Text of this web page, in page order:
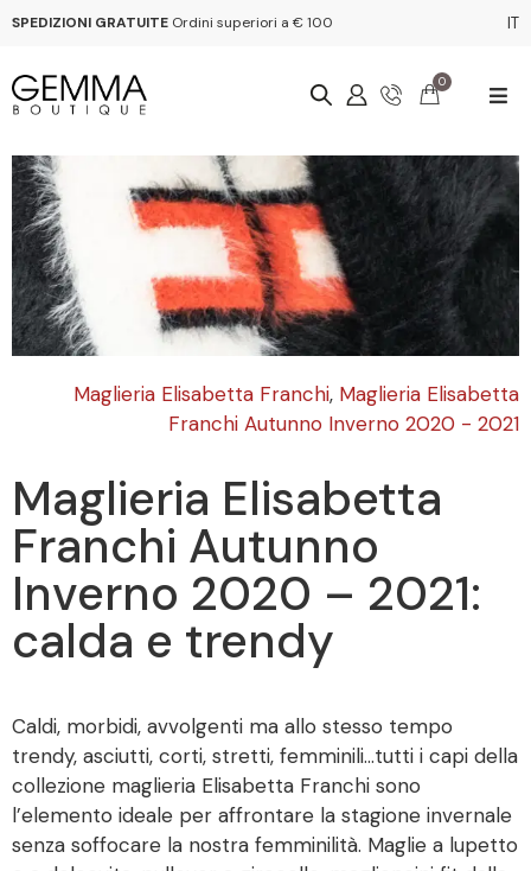
SPEDIZIONI GRATUITE Ordini superiori a € 100 IT
0
Maglieria Elisabetta Franchi, Maglieria Elisabetta
Franchi Autunno Inverno 2020 - 2021
Maglieria Elisabetta
Franchi Autunno
Inverno 2020 – 2021:
calda e trendy
Caldi, morbidi, avvolgenti ma allo stesso tempo
trendy, asciutti, corti, stretti, femminili…tutti i capi della
collezione maglieria Elisabetta Franchi sono
l’elemento ideale per affrontare la stagione invernale
senza soffocare la nostra femminilità. Maglie a lupetto